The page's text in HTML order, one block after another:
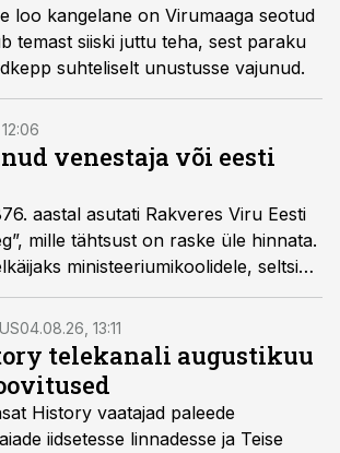
loo kangelane on Virumaaga seotud
temast siiski juttu teha, sest paraku
suhteliselt unustusse vajunud.
venestaja või eesti
aastal asutati Rakveres Viru Eesti
mille tähtsust on raske üle hinnata.
ministeeriumikoolidele, seltsi
teatri rajamise ideed ning selts
poliitikute taimelavaks. Seltsi
oli Mihhail Lindenberg, kelle
täna 172 aastat.
04.08.26, 13:11
telekanali augustikuu
History vaatajad paleede
iidsetesse linnadesse ja Teise